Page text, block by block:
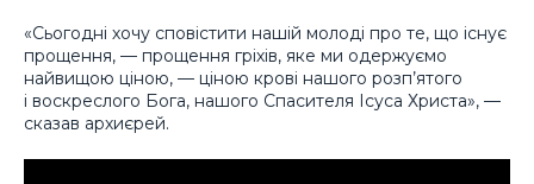
«Сьогодні хочу сповістити нашій молоді про те, що існує
прощення, — прощення гріхів, яке ми одержуємо
найвищою ціною, — ціною крові нашого розп’ятого
і воскреслого Бога, нашого Спасителя Ісуса Христа», —
сказав архиєрей.